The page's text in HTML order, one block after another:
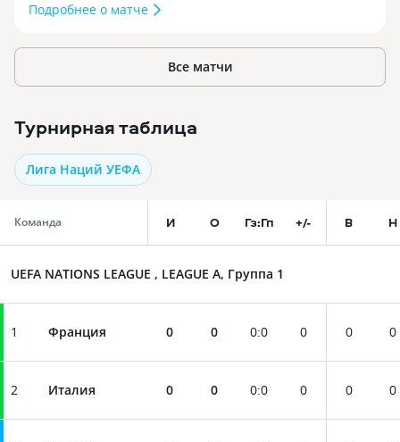
Подробнее о матче
Все матчи
Турнирная таблица
Лига Наций УЕФА
Команда И О Гз:Гп +/- В Н
UEFA NATIONS LEAGUE , LEAGUE A, Группа 1
1 Франция 0 0 0:0 0 0 0
2 Италия 0 0 0:0 0 0 0